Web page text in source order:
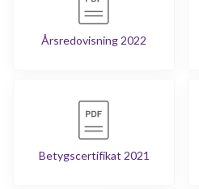
Årsredovisning 2022
Betygscertifikat 2021